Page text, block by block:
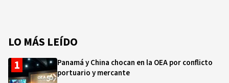
LO MÁS LEÍDO
Panamá y China chocan en la OEA por conflicto
portuario y mercante